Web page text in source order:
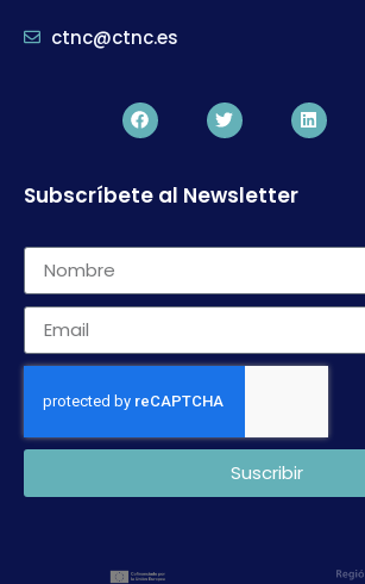
ctnc@ctnc.es
Subscríbete al Newsletter
Suscribir